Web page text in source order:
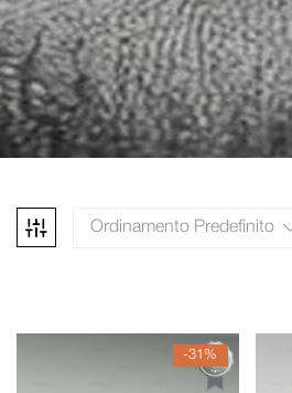
Ordinamento Predefinito
-31%